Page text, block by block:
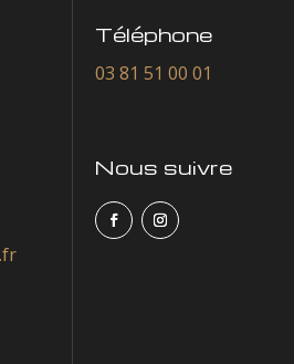
Téléphone
03 81 51 00 01
Nous suivre